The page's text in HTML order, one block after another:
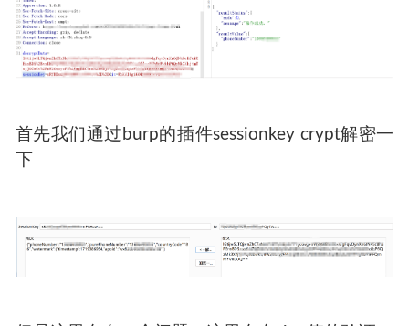
首先我们通过burp的插件sessionkey crypt解密一
下